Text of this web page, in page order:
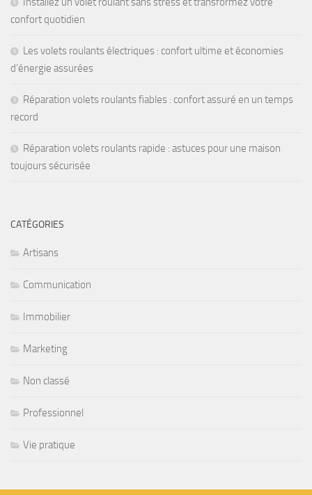
confort quotidien
Les volets roulants électriques : confort ultime et économies
d’énergie assurées
Réparation volets roulants fiables : confort assuré en un temps
record
Réparation volets roulants rapide : astuces pour une maison
toujours sécurisée
CATÉGORIES
Artisans
Communication
Immobilier
Marketing
Non classé
Professionnel
Vie pratique